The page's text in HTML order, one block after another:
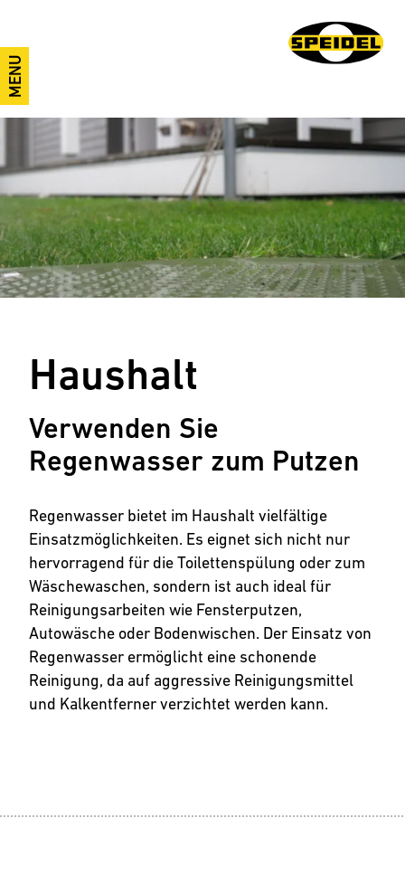
MENU
Haushalt
Verwenden Sie
Regenwasser zum Putzen
Regenwasser bietet im Haushalt vielfältige
Einsatzmöglichkeiten. Es eignet sich nicht nur
hervorragend für die Toilettenspülung oder zum
Wäschewaschen, sondern ist auch ideal für
Reinigungsarbeiten wie Fensterputzen,
Autowäsche oder Bodenwischen. Der Einsatz von
Regenwasser ermöglicht eine schonende
Reinigung, da auf aggressive Reinigungsmittel
und Kalkentferner verzichtet werden kann.